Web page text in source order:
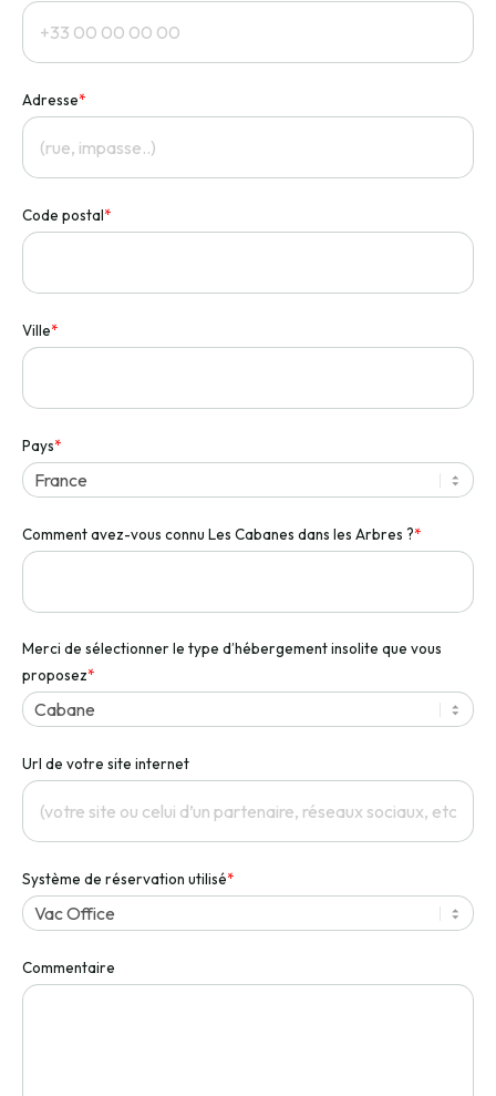
Adresse*
Code postal*
Ville*
Pays*
Comment avez-vous connu Les Cabanes dans les Arbres ?*
Merci de sélectionner le type d’hébergement insolite que vous
proposez*
Url de votre site internet
Système de réservation utilisé*
Commentaire